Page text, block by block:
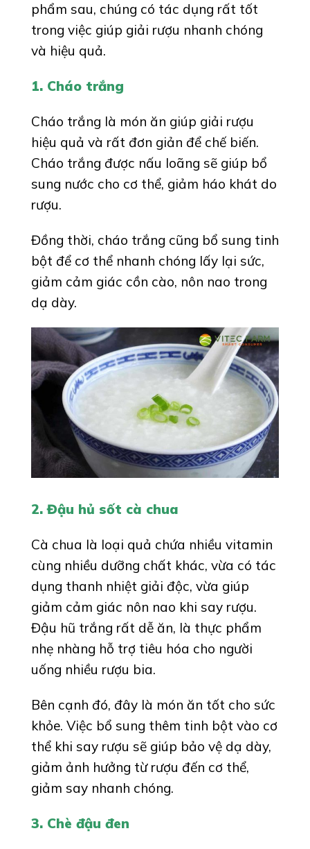
phẩm sau, chúng có tác dụng rất tốt
trong việc giúp giải rượu nhanh chóng
và hiệu quả.
1. Cháo trắng
Cháo trắng là món ăn giúp giải rượu
hiệu quả và rất đơn giản để chế biến.
Cháo trắng được nấu loãng sẽ giúp bổ
sung nước cho cơ thể, giảm háo khát do
rượu.
Đồng thời, cháo trắng cũng bổ sung tinh
bột để cơ thể nhanh chóng lấy lại sức,
giảm cảm giác cồn cào, nôn nao trong
dạ dày.
2. Đậu hủ sốt cà chua
Cà chua là loại quả chứa nhiều vitamin
cùng nhiều dưỡng chất khác, vừa có tác
dụng thanh nhiệt giải độc, vừa giúp
giảm cảm giác nôn nao khi say rượu.
Đậu hũ trắng rất dễ ăn, là thực phẩm
nhẹ nhàng hỗ trợ tiêu hóa cho người
uống nhiều rượu bia.
Bên cạnh đó, đây là món ăn tốt cho sức
khỏe. Việc bổ sung thêm tinh bột vào cơ
thể khi say rượu sẽ giúp bảo vệ dạ dày,
giảm ảnh hưởng từ rượu đến cơ thể,
giảm say nhanh chóng.
3. Chè đậu đen